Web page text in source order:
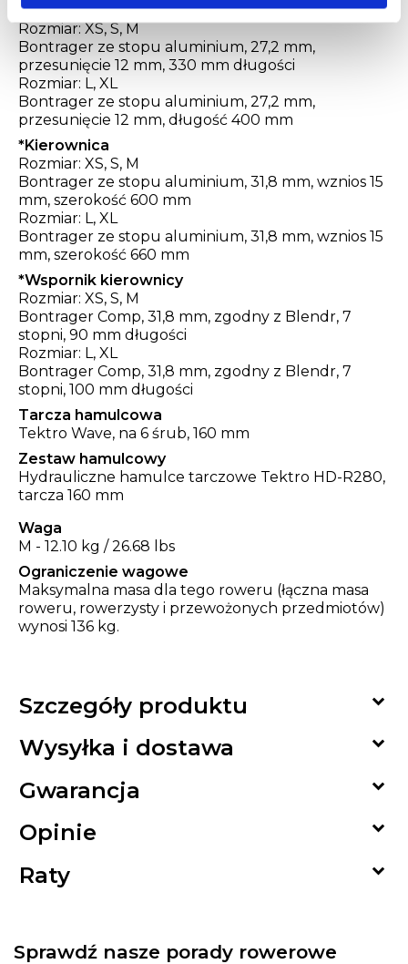
*Sztyca
Rozmiar: XS, S, M
Bontrager ze stopu aluminium, 27,2 mm,
przesunięcie 12 mm, 330 mm długości
Rozmiar: L, XL
Bontrager ze stopu aluminium, 27,2 mm,
przesunięcie 12 mm, długość 400 mm
*Kierownica
Rozmiar: XS, S, M
Bontrager ze stopu aluminium, 31,8 mm, wznios 15
mm, szerokość 600 mm
Rozmiar: L, XL
Bontrager ze stopu aluminium, 31,8 mm, wznios 15
mm, szerokość 660 mm
*Wspornik kierownicy
Rozmiar: XS, S, M
Bontrager Comp, 31,8 mm, zgodny z Blendr, 7
stopni, 90 mm długości
Rozmiar: L, XL
Bontrager Comp, 31,8 mm, zgodny z Blendr, 7
stopni, 100 mm długości
Tarcza hamulcowa
Tektro Wave, na 6 śrub, 160 mm
Zestaw hamulcowy
Hydrauliczne hamulce tarczowe Tektro HD-R280,
tarcza 160 mm
Waga
M - 12.10 kg / 26.68 lbs
Ograniczenie wagowe
Maksymalna masa dla tego roweru (łączna masa
roweru, rowerzysty i przewożonych przedmiotów)
wynosi 136 kg.
Szczegóły produktu 
Wysyłka i dostawa 
Gwarancja 
Opinie 
Raty 
Sprawdź nasze porady rowerowe